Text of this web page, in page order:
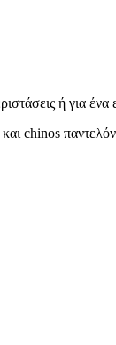
ή για ένα
chinos